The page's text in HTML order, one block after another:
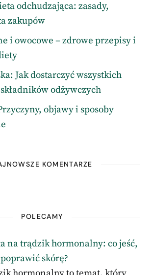
odchudzająca: zasady,
zakupów
i owocowe – zdrowe przepisy i
Jak dostarczyć wszystkich
odżywczych
objawy i sposoby
KOMENTARZE
POLECAMY
na trądzik hormonalny: co jeść,
skórę?